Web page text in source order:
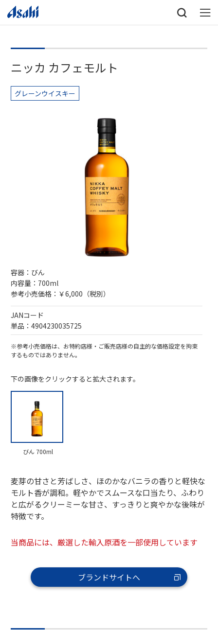
ニッカ カフェモルト
グレーンウイスキー
容器：びん
内容量：700ml
参考小売価格：￥6,000（税別）
JANコード
単品：4904230035725
※参考小売価格は、お特約店様・ご販売店様の自主的な価格設定を拘束
するものではありません。
麦芽の甘さと芳ばしさ、ほのかなバニラの香りと軽快な
モルト香が調和。軽やかでスムースな口当たり、ふわり
と広がるクリーミーな甘さ、すっきりと爽やかな後味が
特徴です。
当商品には、厳選した輸入原酒を一部使用しています
ブランドサイトへ
下の画像をクリックすると拡大されます。
びん 700ml